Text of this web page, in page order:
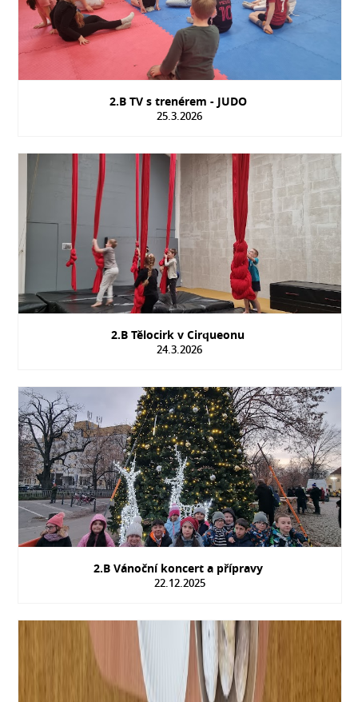
2.B TV s trenérem - JUDO
25.3.2026
2.B Tělocirk v Cirqueonu
24.3.2026
2.B Vánoční koncert a přípravy
22.12.2025